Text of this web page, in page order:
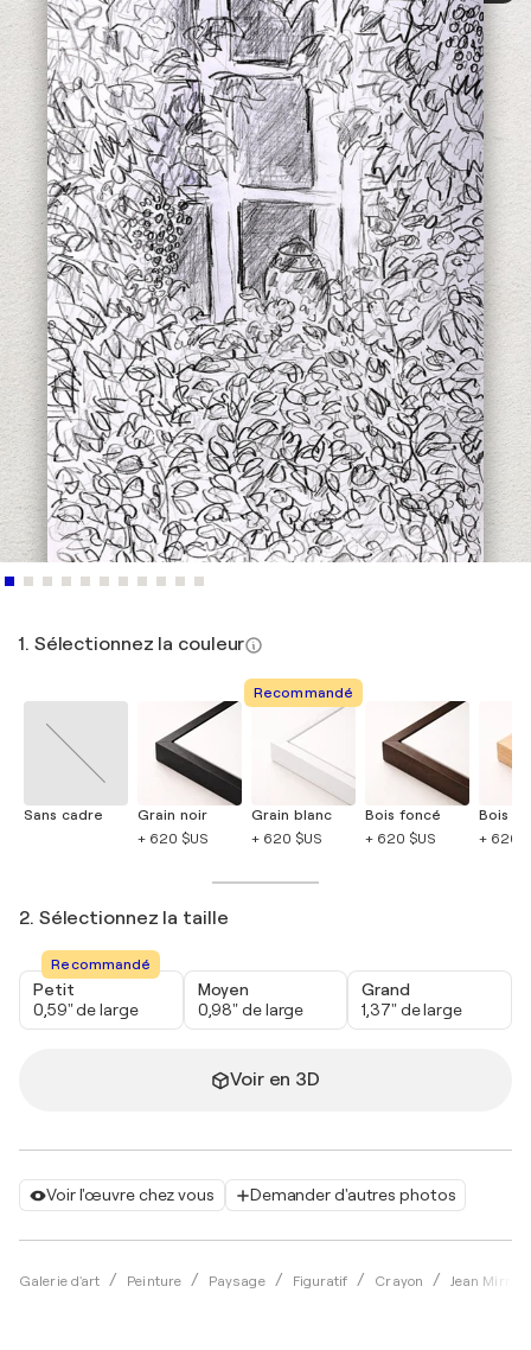
Voir l'œuvre chez vous Demander d'autres photos
Galerie d'art Peinture Paysage Figuratif Crayon Jean Mirre
1. Sélectionnez la couleur
Sans cadre
Grain noir
+ 620 $US
Recommandé
Grain blanc
+ 620 $US
Bois foncé
+ 620 $US
Bois
+ 620
2. Sélectionnez la taille
Recommandé
Petit
0,59" de large
Moyen
0,98" de large
Grand
1,37" de large
Voir en 3D